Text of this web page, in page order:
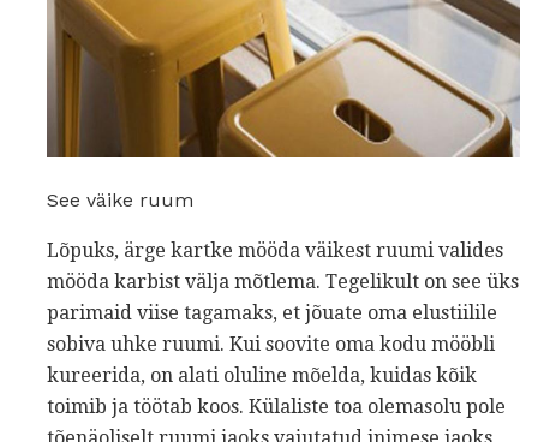
See väike ruum
Lõpuks, ärge kartke mööda väikest ruumi valides
mööda karbist välja mõtlema. Tegelikult on see üks
parimaid viise tagamaks, et jõuate oma elustiilile
sobiva uhke ruumi. Kui soovite oma kodu mööbli
kureerida, on alati oluline mõelda, kuidas kõik
toimib ja töötab koos. Külaliste toa olemasolu pole